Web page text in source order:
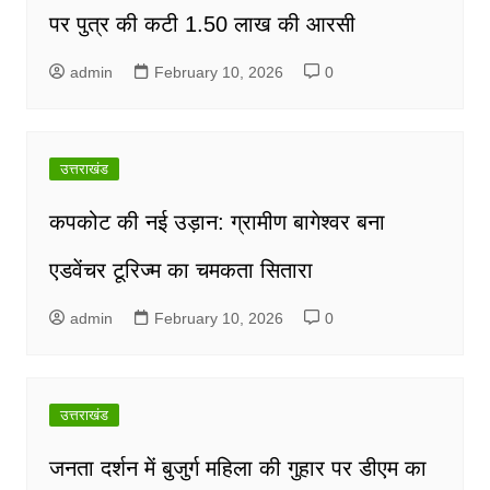
पर पुत्र की कटी 1.50 लाख की आरसी
admin February 10, 2026 0
उत्तराखंड
कपकोट की नई उड़ान: ग्रामीण बागेश्वर बना
एडवेंचर टूरिज्म का चमकता सितारा
admin February 10, 2026 0
उत्तराखंड
जनता दर्शन में बुजुर्ग महिला की गुहार पर डीएम का